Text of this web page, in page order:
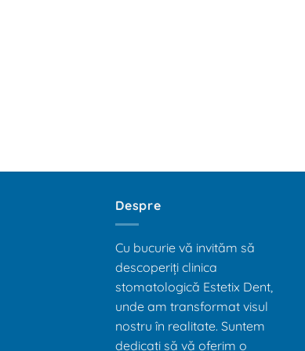
Despre
Cu bucurie vă invităm să
descoperiți clinica
stomatologică Estetix Dent,
unde am transformat visul
nostru în realitate. Suntem
dedicați să vă oferim o